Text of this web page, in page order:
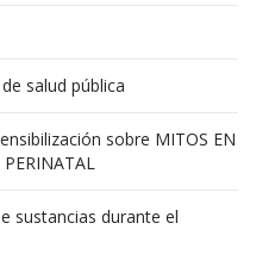
salud pública
sobre MITOS EN
sustancias durante el